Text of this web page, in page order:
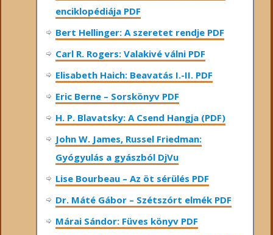
enciklopédiája PDF
Bert Hellinger: A ​szeretet rendje PDF
Carl R. Rogers: Valakivé válni PDF
Elisabeth Haich: Beavatás I.-II. PDF
Eric Berne – Sorskönyv PDF
H. P. Blavatsky: A Csend Hangja (PDF)
John W. James, Russel Friedman:
Gyógyulás a gyászból DjVu
Lise Bourbeau – Az öt sérülés PDF
Dr. Máté Gábor – Szétszórt elmék PDF
Márai Sándor: Füves könyv PDF